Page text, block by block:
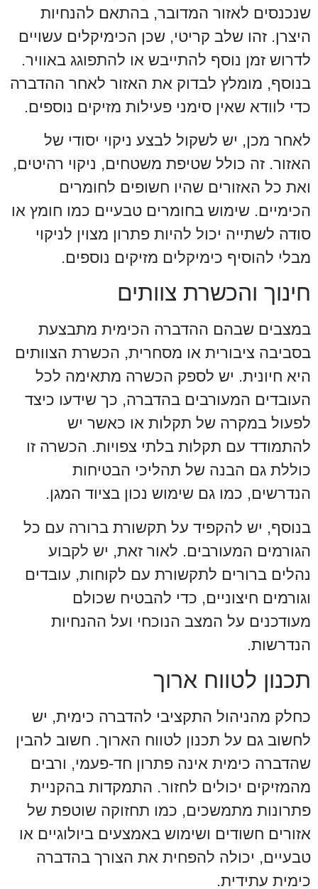
שנכנסים לאזור המדובר, בהתאם להנחיות
היצרן. זהו שלב קריטי, שכן הכימיקלים עשויים
לדרוש זמן נוסף להתייבש או להתפוגג באוויר.
בנוסף, מומלץ לבדוק את האזור לאחר ההדברה
כדי לוודא שאין סימני פעילות מזיקים נוספים.
לאחר מכן, יש לשקול לבצע ניקוי יסודי של
האזור. זה כולל שטיפת משטחים, ניקוי רהיטים,
ואת כל האזורים שהיו חשופים לחומרים
הכימיים. שימוש בחומרים טבעיים כמו חומץ או
סודה לשתייה יכול להיות פתרון מצוין לניקוי
מבלי להוסיף כימיקלים מזיקים נוספים.
חינוך והכשרת צוותים
במצבים שבהם ההדברה הכימית מתבצעת
בסביבה ציבורית או מסחרית, הכשרת הצוותים
היא חיונית. יש לספק הכשרה מתאימה לכל
העובדים המעורבים בהדברה, כך שידעו כיצד
לפעול במקרה של תקלות או כאשר יש
להתמודד עם תקלות בלתי צפויות. הכשרה זו
כוללת גם הבנה של תהליכי הבטיחות
הנדרשים, כמו גם שימוש נכון בציוד המגן.
בנוסף, יש להקפיד על תקשורת ברורה עם כל
הגורמים המעורבים. לאור זאת, יש לקבוע
נהלים ברורים לתקשורת עם לקוחות, עובדים
וגורמים חיצוניים, כדי להבטיח שכולם
מעודכנים על המצב הנוכחי ועל ההנחיות
הנדרשות.
תכנון לטווח ארוך
כחלק מהניהול התקציבי להדברה כימית, יש
לחשוב גם על תכנון לטווח הארוך. חשוב להבין
שהדברה כימית אינה פתרון חד-פעמי, ורבים
מהמזיקים יכולים לחזור. התמקדות בהקניית
פתרונות מתמשכים, כמו תחזוקה שוטפת של
אזורים חשודים ושימוש באמצעים ביולוגיים או
טבעיים, יכולה להפחית את הצורך בהדברה
כימית עתידית.